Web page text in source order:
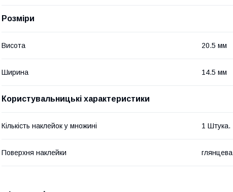
Розміри
Висота 20.5 мм
Ширина 14.5 мм
Користувальницькі характеристики
Кількість наклейок у множині 1 Штука.
Поверхня наклейки глянцева